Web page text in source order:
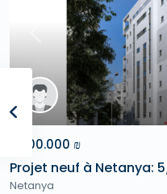
Previous
3.500.000 ₪
Projet neuf à Netanya:
Netanya